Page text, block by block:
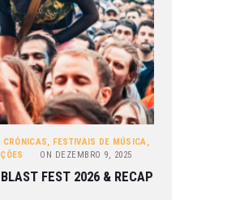
CRÓNICAS, FESTIVAIS DE MÚSICA,
ON DEZEMBRO 9, 2025
FEST 2026 & RECAP